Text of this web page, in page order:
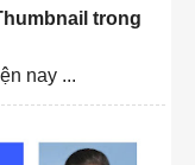
trong
nay ...